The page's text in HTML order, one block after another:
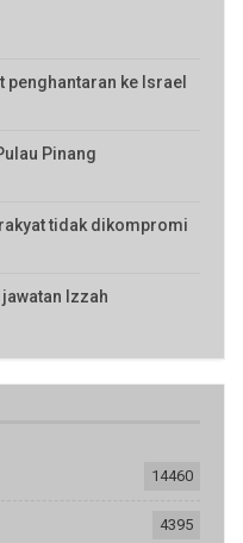
penghantaran ke Israel
Pinang
tidak dikompromi
Izzah
14460
4395